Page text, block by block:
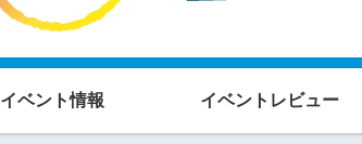
イベント情報 イベントレビュー